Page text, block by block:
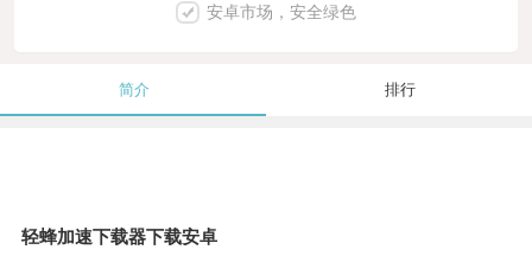
安卓市场，安全绿色
简介 排行
轻蜂加速下载器下载安卓